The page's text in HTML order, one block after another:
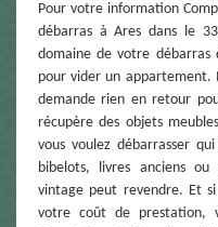
Pour votre information
débarras à Ares dans le
domaine de votre débarras
pour vider un
demande rien en retour
récupère des objets
vous voulez débarrasser
bibelots, livres anciens
vintage peut revendre. Et
votre coût de prestation,